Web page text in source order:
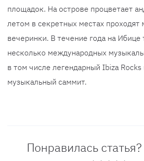
площадок. На острове процветает
летом в секретных местах проходят
вечеринки. В течение года на Ибице
несколько международных
в том числе легендарный Ibiza
музыкальный саммит.
Понравилась